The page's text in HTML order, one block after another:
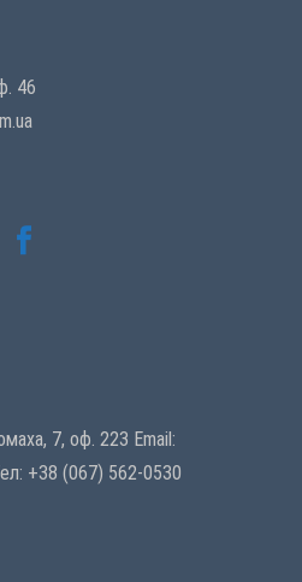
46
7, оф. 223 Email:
+38 (067) 562-0530